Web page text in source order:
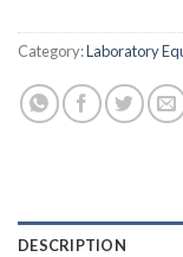
Category:Laboratory
DESCRIPTION